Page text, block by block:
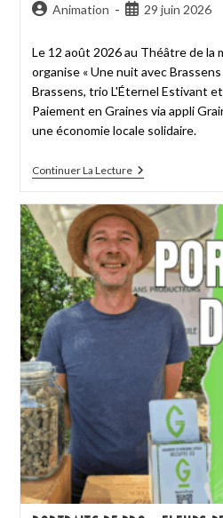
Animation 29 juin 2026
Le 12 août 2026 au Théâtre de la
organise « Une nuit avec
Brassens, trio L'Éternel Estivant
Paiement en Graines via appli
une économie locale solidaire.
Continuer La Lecture